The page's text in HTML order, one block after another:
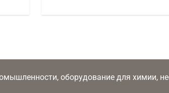
оборудование для химии,